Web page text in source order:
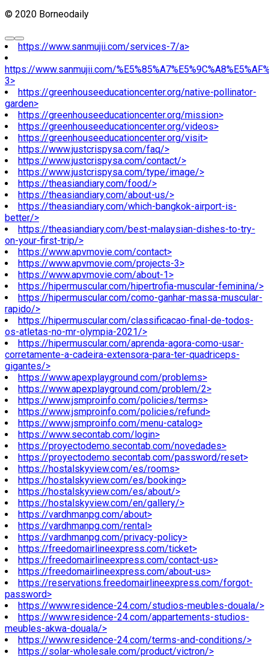
© 2020 Borneodaily
https://www.sanmujii.com/services-7/a>
https://www.sanmujii.com/
3>
https://greenhouseeducationcenter.org/native-pollinator-
garden>
https://greenhouseeducationcenter.org/mission>
https://greenhouseeducationcenter.org/videos>
https://greenhouseeducationcenter.org/visit>
https://www.justcrispysa.com/faq/>
https://www.justcrispysa.com/contact/>
https://www.justcrispysa.com/type/image/>
https://theasiandiary.com/food/>
https://theasiandiary.com/about-us/>
https://theasiandiary.com/which-bangkok-airport-is-
better/>
https://theasiandiary.com/best-malaysian-dishes-to-try-
on-your-first-trip/>
https://www.apvmovie.com/contact>
https://www.apvmovie.com/projects-3>
https://www.apvmovie.com/about-1>
https://hipermuscular.com/hipertrofia-muscular-feminina/>
https://hipermuscular.com/como-ganhar-massa-muscular-
rapido/>
https://hipermuscular.com/classificacao-final-de-todos-
os-atletas-no-mr-olympia-2021/>
https://hipermuscular.com/aprenda-agora-como-usar-
corretamente-a-cadeira-extensora-para-ter-quadriceps-
gigantes/>
https://www.apexplayground.com/problems>
https://www.apexplayground.com/problem/2>
https://www.jsmproinfo.com/policies/terms>
https://www.jsmproinfo.com/policies/refund>
https://www.jsmproinfo.com/menu-catalog>
https://www.secontab.com/login>
https://proyectodemo.secontab.com/novedades>
https://proyectodemo.secontab.com/password/reset>
https://hostalskyview.com/es/rooms>
https://hostalskyview.com/es/booking>
https://hostalskyview.com/es/about/>
https://hostalskyview.com/en/gallery/>
https://vardhmanpg.com/about>
https://vardhmanpg.com/rental>
https://vardhmanpg.com/privacy-policy>
https://freedomairlineexpress.com/ticket>
https://freedomairlineexpress.com/contact-us>
https://freedomairlineexpress.com/about-us>
https://reservations.freedomairlineexpress.com/forgot-
password>
https://www.residence-24.com/studios-meubles-douala/>
https://www.residence-24.com/appartements-studios-
meubles-akwa-douala/>
https://www.residence-24.com/terms-and-conditions/>
https://solar-wholesale.com/product/victron/>